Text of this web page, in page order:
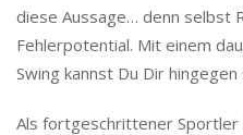
diese Aussage… denn selbst
Fehlerpotential. Mit einem
Swing kannst Du Dir
Als fortgeschrittener Sportler